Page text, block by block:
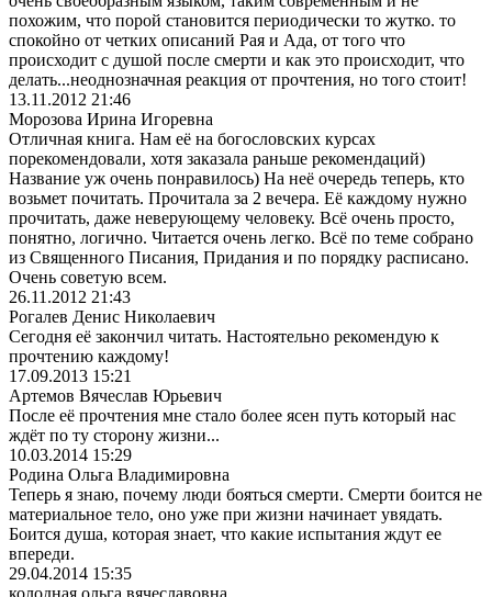
похожим, что порой становится периодически то жутко. то
спокойно от четких описаний Рая и Ада, от того что
происходит с душой после смерти и как это происходит, что
делать...неоднозначная реакция от прочтения, но того стоит!
13.11.2012 21:46
Морозова Ирина Игоревна
Отличная книга. Нам её на богословских курсах
порекомендовали, хотя заказала раньше рекомендаций)
Название уж очень понравилось) На неё очередь теперь, кто
возьмет почитать. Прочитала за 2 вечера. Её каждому нужно
прочитать, даже неверующему человеку. Всё очень просто,
понятно, логично. Читается очень легко. Всё по теме собрано
из Священного Писания, Придания и по порядку расписано.
Очень советую всем.
26.11.2012 21:43
Рогалев Денис Николаевич
Сегодня её закончил читать. Настоятельно рекомендую к
прочтению каждому!
17.09.2013 15:21
Артемов Вячеслав Юрьевич
После её прочтения мне стало более ясен путь который нас
ждёт по ту сторону жизни...
10.03.2014 15:29
Родина Ольга Владимировна
Теперь я знаю, почему люди бояться смерти. Смерти боится не
материальное тело, оно уже при жизни начинает увядать.
Боится душа, которая знает, что какие испытания ждут ее
впереди.
29.04.2014 15:35
колодная ольга вячеславовна